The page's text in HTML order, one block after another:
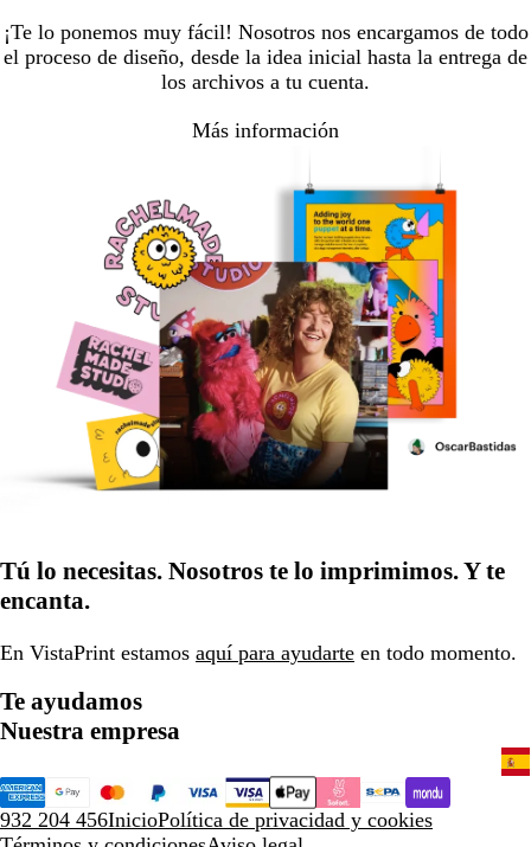
¡Te lo ponemos muy fácil! Nosotros nos encargamos de todo
el proceso de diseño, desde la idea inicial hasta la entrega de
los archivos a tu cuenta.
Más información
Tú lo necesitas. Nosotros te lo imprimimos. Y te
encanta.
En VistaPrint estamos aquí para ayudarte en todo momento.
Te ayudamos
Nuestra empresa
932 204 456InicioPolítica de privacidad y cookies